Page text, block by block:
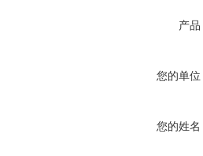
产品
您的单位
您的姓名